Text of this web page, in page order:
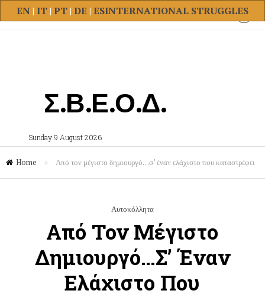
INTERNATIONAL STRUGGLES
EN| IT| PT| DE | ES
Σ.Β.Ε.Ο.Δ.
Sunday 9 August 2026
Home » Από τον μέγιστο δημιουργό…σ’ έναν ελάχιστο που καταστρέφει
Αυτοκόλλητα
Από Τον Μέγιστο
Δημιουργό…σ’ Έναν
Ελάχιστο Που